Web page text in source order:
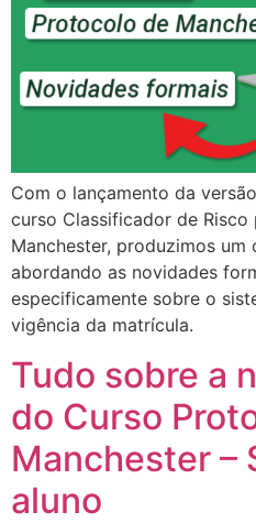
Com o lançamento da
curso Classificador de
Manchester, produzimos um
abordando as novidades
especificamente sobre o
vigência da matrícula.
Tudo sobre a
do Curso
Manchester –
aluno